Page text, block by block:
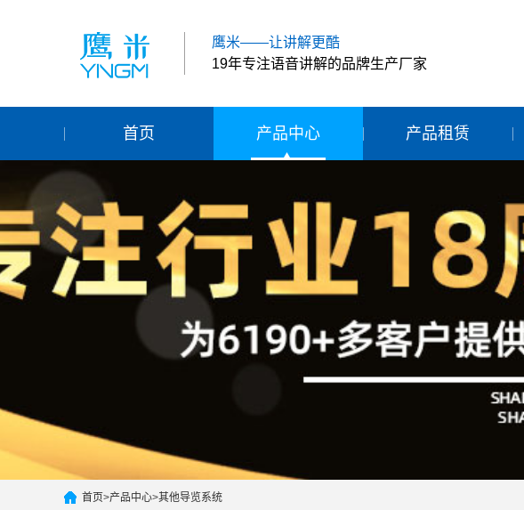
鹰米——让讲解更酷
19年专注语音讲解的品牌生产厂家
首页 产品中心 产品租赁
首页>产品中心>其他导览系统